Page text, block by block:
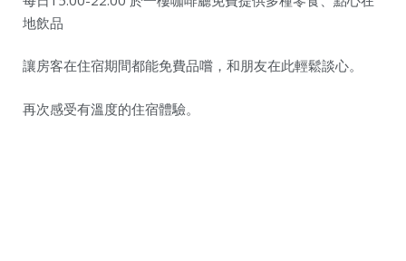
地飲品
讓房客在住宿期間都能免費品嚐，和朋友在此輕鬆談心。
再次感受有溫度的住宿體驗。